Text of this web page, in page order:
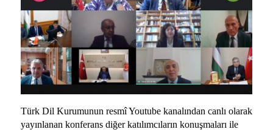
Türk Dil Kurumunun resmî Youtube kanalından canlı olarak
yayınlanan konferans diğer katılımcıların konuşmaları ile